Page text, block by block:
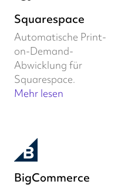
Squarespace
Automatische Print-
on-Demand-
Abwicklung für
Squarespace.
Mehr lesen
BigCommerce